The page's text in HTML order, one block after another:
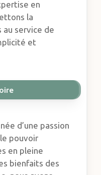
en
la
au service de
et
d’une passion
pouvoir
en pleine
bienfaits des